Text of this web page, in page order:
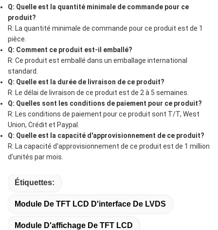
Q: Quelle est la quantité minimale de commande pour ce
produit?
R: La quantité minimale de commande pour ce produit est de 1
pièce.
Q: Comment ce produit est-il emballé?
R: Ce produit est emballé dans un emballage international
standard.
Q: Quelle est la durée de livraison de ce produit?
R: Le délai de livraison de ce produit est de 2 à 5 semaines.
Q: Quelles sont les conditions de paiement pour ce produit?
R: Les conditions de paiement pour ce produit sont T/T, West
Union, Crédit et Paypal.
Q: Quelle est la capacité d'approvisionnement de ce produit?
R: La capacité d'approvisionnement de ce produit est de 1 million
d'unités par mois.
Étiquettes:
Module De TFT LCD D'interface De LVDS
Module D'affichage De TFT LCD